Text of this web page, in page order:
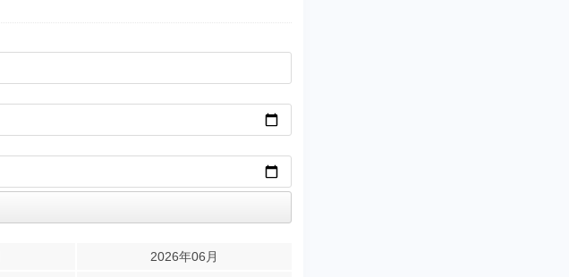
2026年06月